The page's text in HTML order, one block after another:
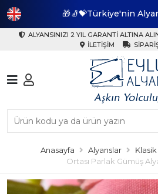
🎁🧦💝Türkiye'nin
ALYANSINIZI 2 YIL GARANTI ALTINA
İLETIŞIM
Anasayfa Alyanslar
Ortası Parlak Gümüş